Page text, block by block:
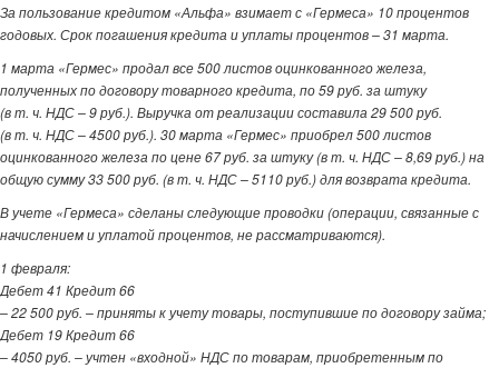
За пользование кредитом «Альфа» взимает с «Гермеса» 10 процентов
годовых. Срок погашения кредита и уплаты процентов – 31 марта.
1 марта «Гермес» продал все 500 листов оцинкованного железа,
полученных по договору товарного кредита, по 59 руб. за штуку
(в т. ч. НДС – 9 руб.). Выручка от реализации составила 29 500 руб.
(в т. ч. НДС – 4500 руб.). 30 марта «Гермес» приобрел 500 листов
оцинкованного железа по цене 67 руб. за штуку (в т. ч. НДС – 8,69 руб.) на
общую сумму 33 500 руб. (в т. ч. НДС – 5110 руб.) для возврата кредита.
В учете «Гермеса» сделаны следующие проводки (операции, связанные с
начислением и уплатой процентов, не рассматриваются).
1 февраля:
Дебет 41 Кредит 66
– 22 500 руб. – приняты к учету товары, поступившие по договору займа;
Дебет 19 Кредит 66
– 4050 руб. – учтен «входной» НДС по товарам, приобретенным по